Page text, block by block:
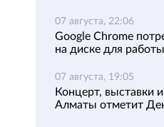
07 августа, 22:06
Google Chrome
на диске для
07 августа, 19:05
Концерт, выставки
Алматы отметит